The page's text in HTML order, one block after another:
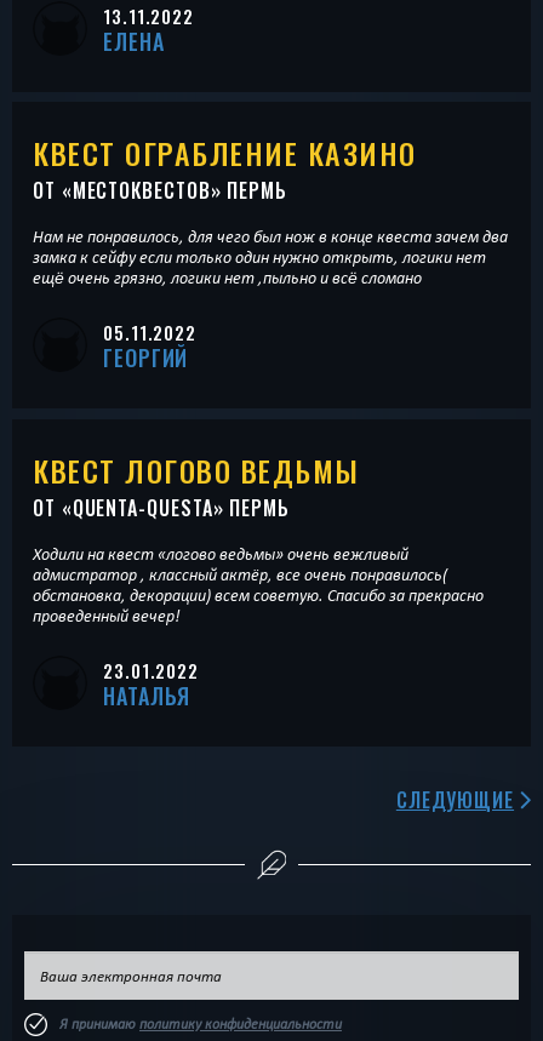
13.11.2022
ЕЛЕНА
КВЕСТ ОГРАБЛЕНИЕ КАЗИНО
ОТ «МЕСТОКВЕСТОВ» ПЕРМЬ
Нам не понравилось, для чего был нож в конце квеста зачем два
замка к сейфу если только один нужно открыть, логики нет
ещë очень грязно, логики нет ,пыльно и всë сломано
05.11.2022
ГЕОРГИЙ
КВЕСТ ЛОГОВО ВЕДЬМЫ
ОТ «QUENTA-QUESTA» ПЕРМЬ
Ходили на квест «логово ведьмы» очень вежливый
адмистратор , классный актёр, все очень понравилось(
обстановка, декорации) всем советую. Спасибо за прекрасно
проведенный вечер!
23.01.2022
НАТАЛЬЯ
СЛЕДУЮЩИЕ
Я принимаю политику конфиденциальности